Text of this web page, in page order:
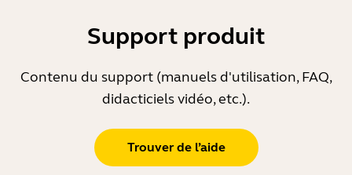
Support produit
Contenu du support (manuels d'utilisation, FAQ,
didacticiels vidéo, etc.).
Trouver de l’aide